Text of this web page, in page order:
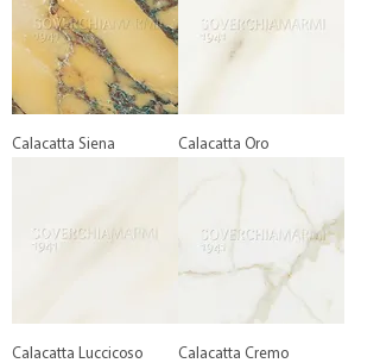
Calacatta Siena Calacatta Oro
Calacatta Luccicoso Calacatta Cremo